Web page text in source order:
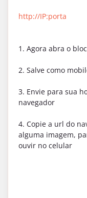
http://IP:porta
1. Agora abra o
2. Salve como
3. Envie para sua
navegador
4. Copie a url do
alguma imagem,
ouvir no celular